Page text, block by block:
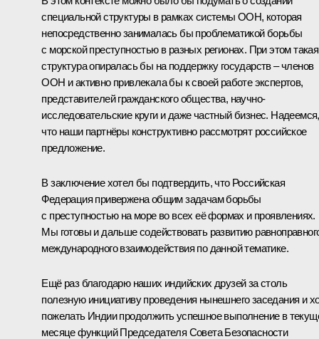
специальной структуры в рамках системы ООН, которая
непосредственно занималась бы проблематикой борьбы
с морской преступностью в разных регионах. При этом такая
структура опиралась бы на поддержку государств – членов
ООН и активно привлекала бы к своей работе экспертов,
представителей гражданского общества, научно-
исследовательские круги и даже частный бизнес. Надеемся,
что наши партнёры конструктивно рассмотрят российское
предложение.
В заключение хотел бы подтвердить, что Российская
Федерация привержена общим задачам борьбы
с преступностью на море во всех её формах и проявлениях.
Мы готовы и дальше содействовать развитию
международного взаимодействия по данной тематике.
Ещё раз благодарю наших индийских друзей за столь
полезную инициативу проведения нынешнего заседания и
пожелать Индии продолжить успешное выполнение в
месяце функций Председателя Совета Безопасности